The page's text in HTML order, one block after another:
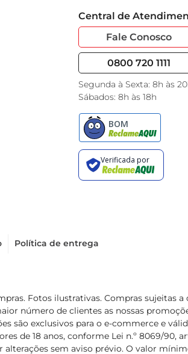
Central de
Fale Conosco
0800 720 1111
Segunda à Sexta: 8h às
Sábados: 8h às 18h
Política de entrega
Fotos ilustrativas. Compras sujeitas
número de clientes as nossas
são exclusivos para o e-commerce e
de 18 anos, conforme Lei n.º 8069/90,
alterações sem aviso prévio. O valor